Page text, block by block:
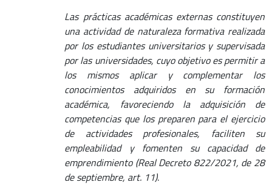
Las prácticas académicas externas constituyen
una actividad de naturaleza formativa realizada
por los estudiantes universitarios y supervisada
por las universidades, cuyo objetivo es permitir a
los mismos aplicar y complementar los
conocimientos adquiridos en su formación
académica, favoreciendo la adquisición de
competencias que los preparen para el ejercicio
de actividades profesionales, faciliten su
empleabilidad y fomenten su capacidad de
emprendimiento (Real Decreto 822/2021, de 28
de septiembre, art. 11).